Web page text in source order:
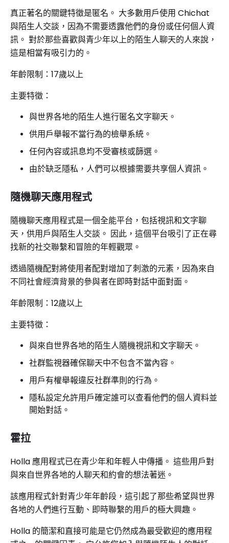
真正著名的關鍵特徵是匿名。 大多數用戶使用 Chichat
與陌生人交談，因為不需要透露他們​​的身份或任何個人資
訊。 對於那些喜歡與青少年以上的陌生人聊天的人來說，
這是相當有吸引力的。
年齡限制：17歲以上
主要特徵：
與世界各地的陌生人進行匿名文字聊天。
供用戶舉報不當行為的檢舉系統。
任何內容或訊息均不受審核或篩選。
由於缺乏隱私，人們可以根據需要共享個人資訊。
隨機聊天應用程式
隨機聊天應用程式是一個全能平台，包括視訊和文字聊
天，供用戶與陌生人交談。 因此，這個平台吸引了正在尋
找新的社交聯繫和冒險的年輕觀眾。
透過隨機配對將使用者配對增加了刺激的元素，因為來自
不同社會經濟背景的參與者在即時對話中面對面。
年齡限制：12歲以上
主要特徵：
與來自世界各地的陌生人隨機視訊和文字聊天。
社群監視器確保聊天中不包含不當內容。
用戶有權舉報違反社群準則的行為。
隱私設定允許用戶確定誰可以查看他們的個人資料並
開始對話。
霍拉
Holla 應用程式已在青少年和年輕人中傳播。 這些用戶對
與來自世界各地的人聊天和約會的想法著迷。
該應用程式針對青少年年齡段，這引起了那些希望與世界
各地的人們進行互動、即時聯繫的用戶的極大興趣。
Holla 的簡潔和直接可能是它仍然成為最受歡迎的應用程